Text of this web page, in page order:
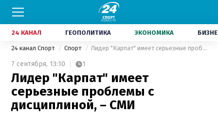
24 КАНАЛ ГЕОПОЛИТИКА ЭКОНОМИКА
24 канал Спорт Спорт Лидер "Карпат" имеет серьезные проблемы с дисциплиной, – СМИ
7 сентября, 13:10 1
Лидер "Карпат" имеет
серьезные проблемы с
дисциплиной, – СМИ